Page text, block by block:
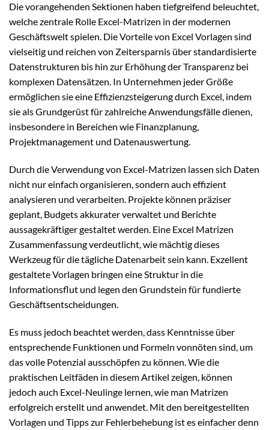
Die vorangehenden Sektionen haben tiefgreifend beleuchtet,
welche zentrale Rolle Excel-Matrizen in der modernen
Geschäftswelt spielen. Die Vorteile von Excel Vorlagen sind
vielseitig und reichen von Zeitersparnis über standardisierte
Datenstrukturen bis hin zur Erhöhung der Transparenz bei
komplexen Datensätzen. In Unternehmen jeder Größe
ermöglichen sie eine Effizienzsteigerung durch Excel, indem
sie als Grundgerüst für zahlreiche Anwendungsfälle dienen,
insbesondere in Bereichen wie Finanzplanung,
Projektmanagement und Datenauswertung.
Durch die Verwendung von Excel-Matrizen lassen sich Daten
nicht nur einfach organisieren, sondern auch effizient
analysieren und verarbeiten. Projekte können präziser
geplant, Budgets akkurater verwaltet und Berichte
aussagekräftiger gestaltet werden. Eine Excel Matrizen
Zusammenfassung verdeutlicht, wie mächtig dieses
Werkzeug für die tägliche Datenarbeit sein kann. Exzellent
gestaltete Vorlagen bringen eine Struktur in die
Informationsflut und legen den Grundstein für fundierte
Geschäftsentscheidungen.
Es muss jedoch beachtet werden, dass Kenntnisse über
entsprechende Funktionen und Formeln vonnöten sind, um
das volle Potenzial ausschöpfen zu können. Wie die
praktischen Leitfäden in diesem Artikel zeigen, können
jedoch auch Excel-Neulinge lernen, wie man Matrizen
erfolgreich erstellt und anwendet. Mit den bereitgestellten
Vorlagen und Tipps zur Fehlerbehebung ist es einfacher denn